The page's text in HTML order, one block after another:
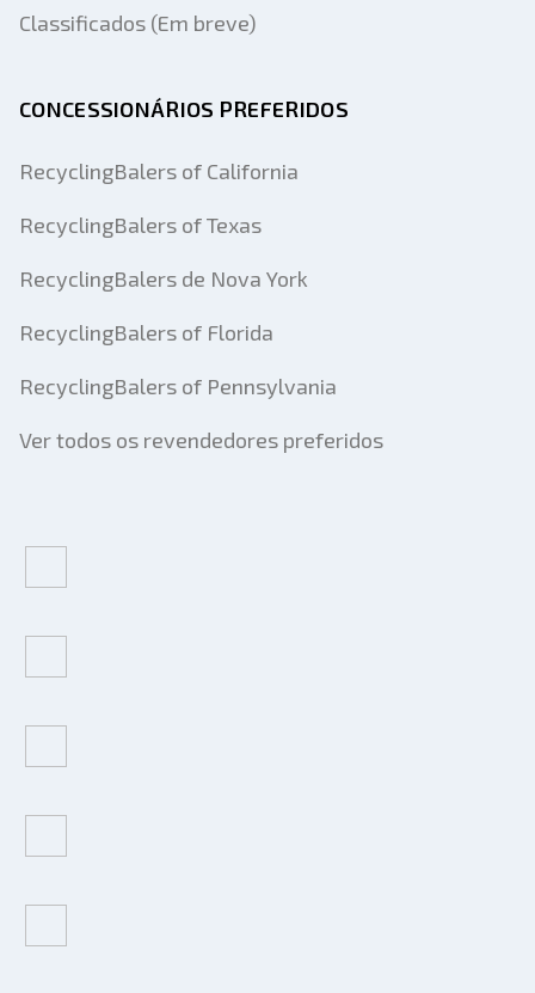
Classificados (Em breve)
CONCESSIONÁRIOS PREFERIDOS
RecyclingBalers of California
RecyclingBalers of Texas
RecyclingBalers de Nova York
RecyclingBalers of Florida
RecyclingBalers of Pennsylvania
Ver todos os revendedores preferidos